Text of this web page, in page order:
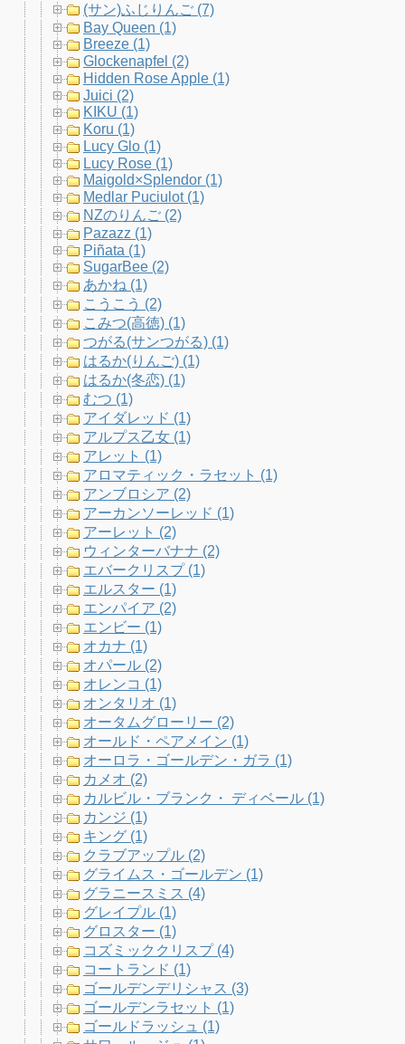
a
n
(サン)ふじりんご (7)
Bay Queen (1)
Breeze (1)
Glockenapfel (2)
Hidden Rose Apple (1)
Juici (2)
KIKU (1)
Koru (1)
Lucy Glo (1)
Lucy Rose (1)
Maigold×Splendor (1)
Medlar Puciulot (1)
NZのりんご (2)
Pazazz (1)
Piñata (1)
SugarBee (2)
あかね (1)
こうこう (2)
こみつ(高徳) (1)
つがる(サンつがる) (1)
はるか(りんご) (1)
はるか(冬恋) (1)
むつ (1)
アイダレッド (1)
アルプス乙女 (1)
アレット (1)
アロマティック・ラセット (1)
アンブロシア (2)
アーカンソーレッド (1)
アーレット (2)
ウィンターバナナ (2)
エバークリスプ (1)
エルスター (1)
エンパイア (2)
エンビー (1)
オカナ (1)
オパール (2)
オレンコ (1)
オンタリオ (1)
オータムグローリー (2)
オールド・ペアメイン (1)
オーロラ・ゴールデン・ガラ (1)
カメオ (2)
カルビル・ブランク・ ディベール (1)
カンジ (1)
キング (1)
クラブアップル (2)
グライムス・ゴールデン (1)
グラニースミス (4)
グレイプル (1)
グロスター (1)
コズミッククリスプ (4)
コートランド (1)
ゴールデンデリシャス (3)
ゴールデンラセット (1)
ゴールドラッシュ (1)